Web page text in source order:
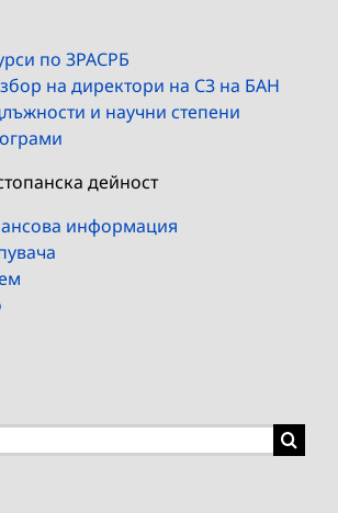
по ЗРАСРБ
на директори на СЗ на БАН
и научни степени
дейност
информация